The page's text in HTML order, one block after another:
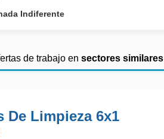
Indiferente
de trabajo en sectores similares
De Limpieza 6x1